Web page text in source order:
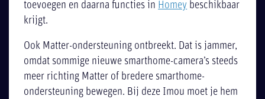
toevoegen en daarna functies in Homey beschikbaar
krijgt.
Ook Matter-ondersteuning ontbreekt. Dat is jammer,
omdat sommige nieuwe smarthome-camera’s steeds
meer richting Matter of bredere smarthome-
ondersteuning bewegen. Bij deze Imou moet je hem